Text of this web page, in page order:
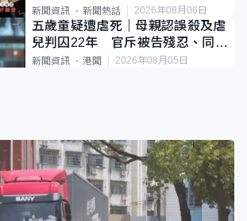
後輕生
新聞資訊 新聞熱話 2026年08月06日
五歲童疑遭虐死｜母親認誤殺及虐
兒判囚22年 官斥被告殘忍、同類
案最惡劣
新聞資訊 港聞 2026年08月05日